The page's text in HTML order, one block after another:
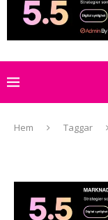
Hem Taggar